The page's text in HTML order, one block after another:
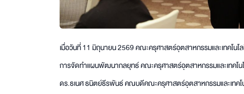
เมื่อวันที่ 11 มิถุนายน 2569 คณะครุศาสตร์อุตสาหกรรมและเทคโน
การจัดทำแผนพัฒนากลยุทธ์ คณะครุศาสตร์อุตสาหกรรมและเทคโน
ดร.ธเนศ ธนิตย์ธีรพันธ์ คณบดีคณะครุศาสตร์อุตสาหกรรมและเทคโ